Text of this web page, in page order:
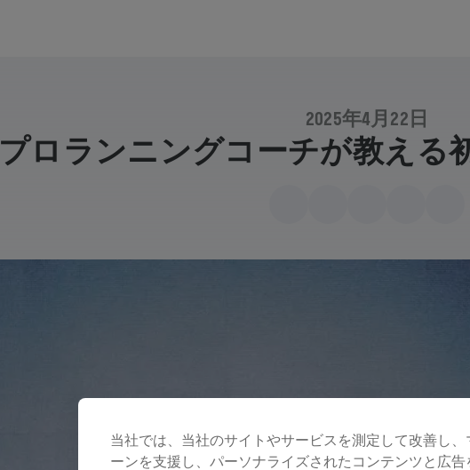
2025年4月22日
プロランニングコーチが教える
当社では、当社のサイトやサービスを測定して改善し
ーンを支援し、パーソナライズされたコンテンツと広